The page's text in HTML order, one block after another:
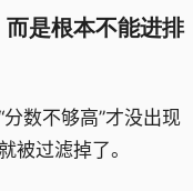
而是根本不能进排
数不够高”才没出现
被过滤掉了。